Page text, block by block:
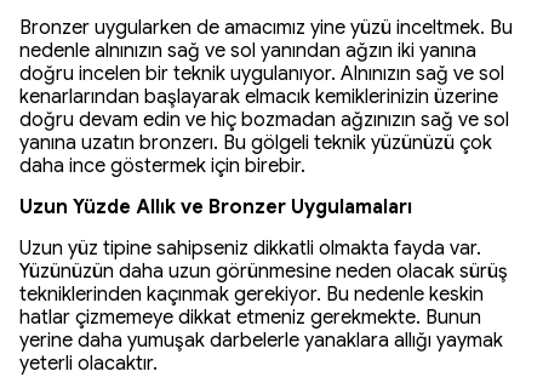
Bronzer uygularken de amacımız yine yüzü inceltmek. Bu
nedenle alnınızın sağ ve sol yanından ağzın iki yanına
doğru incelen bir teknik uygulanıyor. Alnınızın sağ ve sol
kenarlarından başlayarak elmacık kemiklerinizin üzerine
doğru devam edin ve hiç bozmadan ağzınızın sağ ve sol
yanına uzatın bronzerı. Bu gölgeli teknik yüzünüzü çok
daha ince göstermek için birebir.
Uzun Yüzde Allık ve Bronzer Uygulamaları
Uzun yüz tipine sahipseniz dikkatli olmakta fayda var.
Yüzünüzün daha uzun görünmesine neden olacak sürüş
tekniklerinden kaçınmak gerekiyor. Bu nedenle keskin
hatlar çizmemeye dikkat etmeniz gerekmekte. Bunun
yerine daha yumuşak darbelerle yanaklara allığı yaymak
yeterli olacaktır.